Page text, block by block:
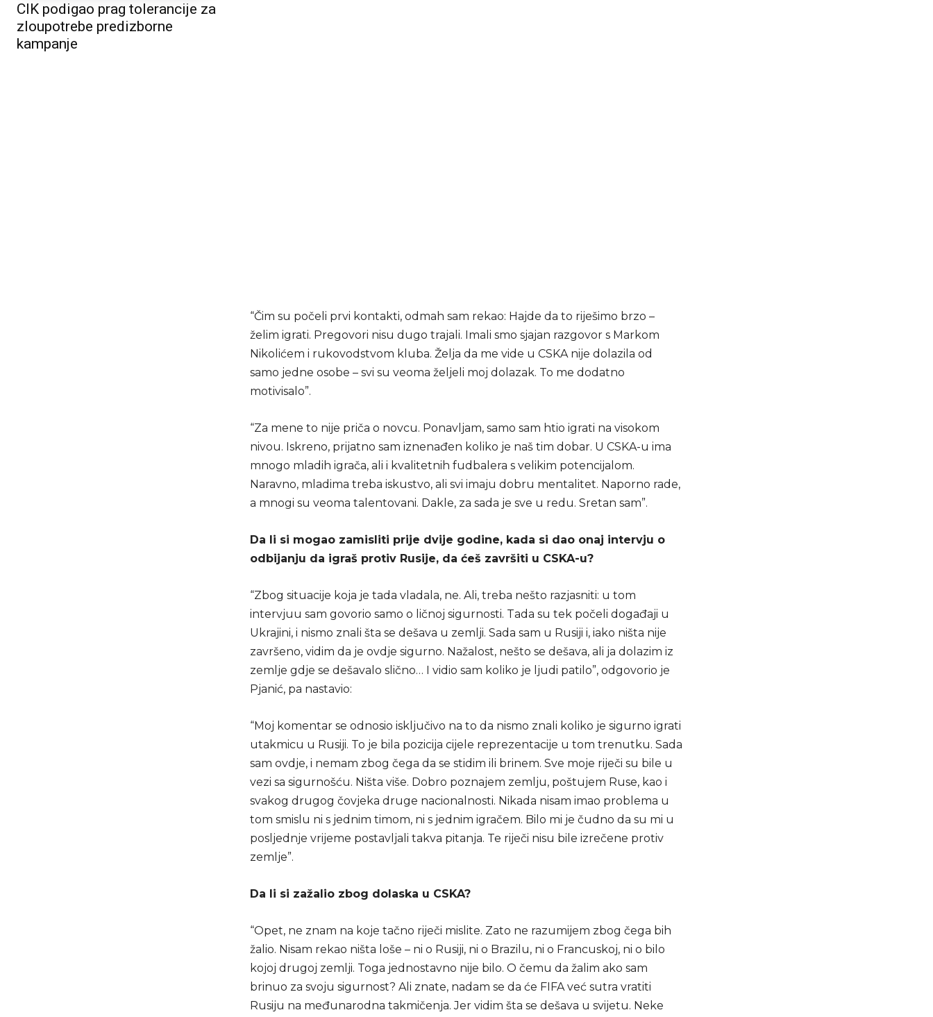
CIK podigao prag tolerancije za
zloupotrebe predizborne
kampanje
“Čim su počeli prvi kontakti, odmah sam rekao: Hajde da to riješimo brzo –
želim igrati. Pregovori nisu dugo trajali. Imali smo sjajan razgovor s Markom
Nikolićem i rukovodstvom kluba. Želja da me vide u CSKA nije dolazila od
samo jedne osobe – svi su veoma željeli moj dolazak. To me dodatno
motivisalo”.
“Za mene to nije priča o novcu. Ponavljam, samo sam htio igrati na visokom
nivou. Iskreno, prijatno sam iznenađen koliko je naš tim dobar. U CSKA-u ima
mnogo mladih igrača, ali i kvalitetnih fudbalera s velikim potencijalom.
Naravno, mladima treba iskustvo, ali svi imaju dobru mentalitet. Naporno rade,
a mnogi su veoma talentovani. Dakle, za sada je sve u redu. Sretan sam”.
Da li si mogao zamisliti prije dvije godine, kada si dao onaj intervju o
odbijanju da igraš protiv Rusije, da ćeš završiti u CSKA-u?
“Zbog situacije koja je tada vladala, ne. Ali, treba nešto razjasniti: u tom
intervjuu sam govorio samo o ličnoj sigurnosti. Tada su tek počeli događaji u
Ukrajini, i nismo znali šta se dešava u zemlji. Sada sam u Rusiji i, iako ništa nije
završeno, vidim da je ovdje sigurno. Nažalost, nešto se dešava, ali ja dolazim iz
zemlje gdje se dešavalo slično… I vidio sam koliko je ljudi patilo”, odgovorio je
Pjanić, pa nastavio:
“Moj komentar se odnosio isključivo na to da nismo znali koliko je sigurno igrati
utakmicu u Rusiji. To je bila pozicija cijele reprezentacije u tom trenutku. Sada
sam ovdje, i nemam zbog čega da se stidim ili brinem. Sve moje riječi su bile u
vezi sa sigurnošću. Ništa više. Dobro poznajem zemlju, poštujem Ruse, kao i
svakog drugog čovjeka druge nacionalnosti. Nikada nisam imao problema u
tom smislu ni s jednim timom, ni s jednim igračem. Bilo mi je čudno da su mi u
posljednje vrijeme postavljali takva pitanja. Te riječi nisu bile izrečene protiv
zemlje”.
Da li si zažalio zbog dolaska u CSKA?
“Opet, ne znam na koje tačno riječi mislite. Zato ne razumijem zbog čega bih
žalio. Nisam rekao ništa loše – ni o Rusiji, ni o Brazilu, ni o Francuskoj, ni o bilo
kojoj drugoj zemlji. Toga jednostavno nije bilo. O čemu da žalim ako sam
brinuo za svoju sigurnost? Ali znate, nadam se da će FIFA već sutra vratiti
Rusiju na međunarodna takmičenja. Jer vidim šta se dešava u svijetu. Neke